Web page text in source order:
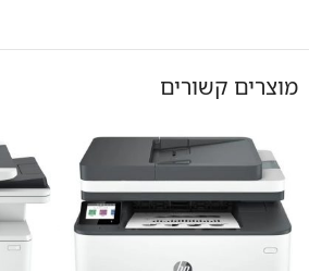
מוצרים קשורים